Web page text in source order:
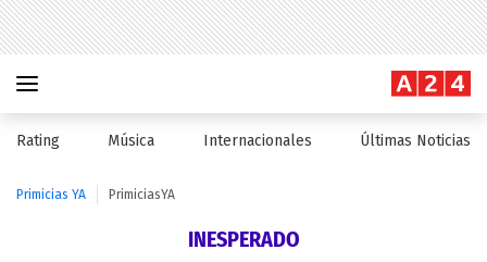
Rating Música Internacionales Últimas Noticias
Primicias YA PrimiciasYA
INESPERADO